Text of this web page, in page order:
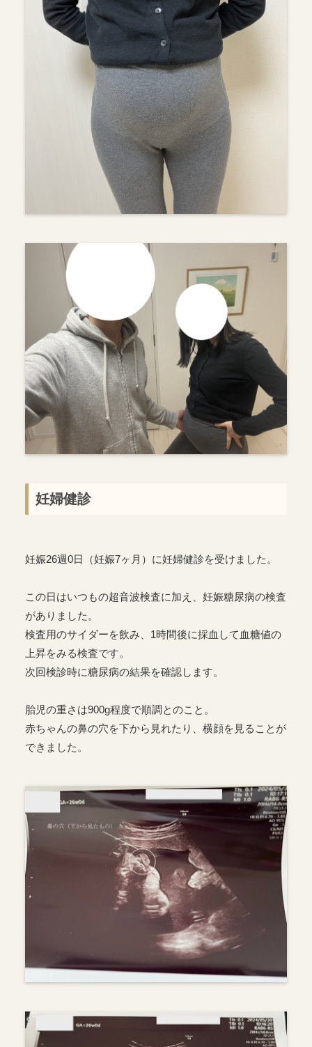
妊婦健診
妊娠26週0日（妊娠7ヶ月）に妊婦健診を受けました。
この日はいつもの超音波検査に加え、妊娠糖尿病の検査
がありました。
検査用のサイダーを飲み、1時間後に採血して血糖値の
上昇をみる検査です。
次回検診時に糖尿病の結果を確認します。
胎児の重さは900g程度で順調とのこと。
赤ちゃんの鼻の穴を下から見れたり、横顔を見ることが
できました。